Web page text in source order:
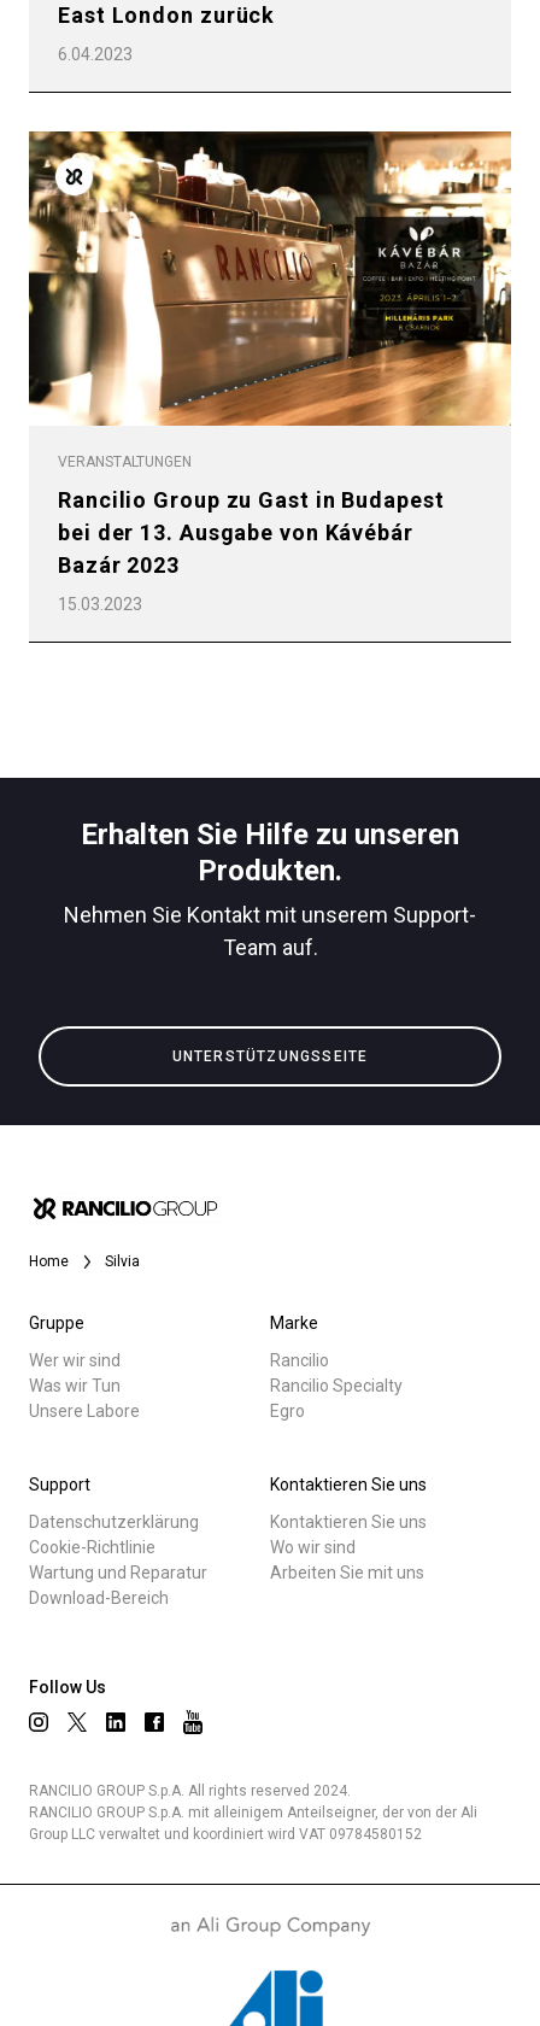
East London zurück
6.04.2023
VERANSTALTUNGEN
Rancilio Group zu Gast in Budapest
bei der 13. Ausgabe von Kávébár
Bazár 2023
15.03.2023
Erhalten Sie Hilfe zu unseren
Produkten.
Nehmen Sie Kontakt mit unserem Support-
Team auf.
UNTERSTÜTZUNGSSEITE
Home Silvia
Gruppe
Wer wir sind
Was wir Tun
Unsere Labore
Marke
Rancilio
Rancilio Specialty
Egro
Support
Datenschutzerklärung
Cookie-Richtlinie
Wartung und Reparatur
Download-Bereich
Kontaktieren Sie uns
Kontaktieren Sie uns
Wo wir sind
Arbeiten Sie mit uns
Follow Us
RANCILIO GROUP S.p.A. All rights reserved 2024.
RANCILIO GROUP S.p.A. mit alleinigem Anteilseigner, der von der Ali
Group LLC verwaltet und koordiniert wird VAT 09784580152